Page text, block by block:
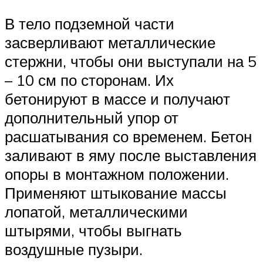
В тело подземной части
засверливают металлические
стержни, чтобы они выступали на 5
– 10 см по сторонам. Их
бетонируют в массе и получают
дополнительный упор от
расшатывания со временем. Бетон
заливают в яму после выставления
опоры в монтажном положении.
Применяют штыкование массы
лопатой, металлическими
штырями, чтобы выгнать
воздушные пузыри.